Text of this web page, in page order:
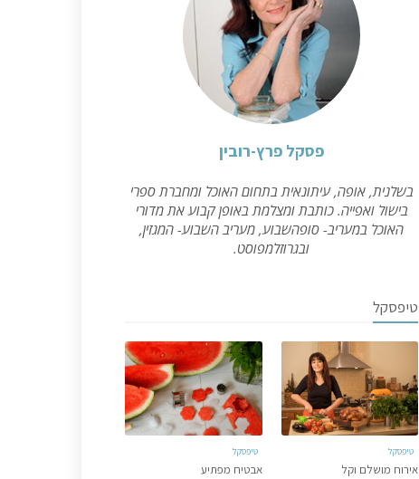
פסקל פרץ-רובין
בשלנית, אופה, עיתונאית בתחום האוכל ומחברת ספרי
בישול ואפייה. כותבת ומצלמת באופן קבוע את מדורי
האוכל במעריב- סופהשבוע, מעריב השבוע- המגזין,
ובגרוזלמפוסט.
טיפסקל
טיפסקל
אירוח מושלם וקל
טיפסקל
אבטיח מפתיע